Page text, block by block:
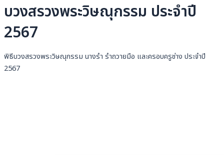
บวงสรวงพระวิษณุกรรม ประจำปี
2567
พิธีบวงสรวงพระวิษณุกรรม นางรำ รำถวายมือ และครอบครูช่าง ประจำปี
2567